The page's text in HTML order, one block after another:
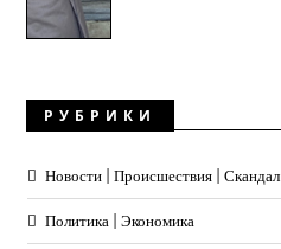
РУБРИКИ
Новости | Происшествия | Скандал
Политика | Экономика